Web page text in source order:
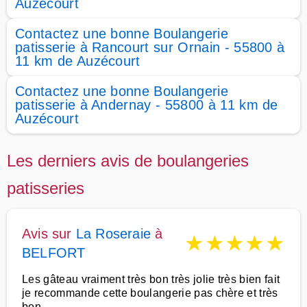
Auzécourt
Contactez une bonne Boulangerie
patisserie à Rancourt sur Ornain - 55800 à
11 km de Auzécourt
Contactez une bonne Boulangerie
patisserie à Andernay - 55800 à 11 km de
Auzécourt
Les derniers avis de boulangeries
patisseries
Avis sur La Roseraie à
BELFORT
★★★★★
Les gâteau vraiment très bon très jolie très bien fait
je recommande cette boulangerie pas chère et très